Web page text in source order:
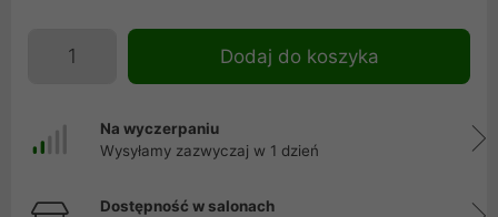
Dodaj do koszyka
Na wyczerpaniu
Wysyłamy zazwyczaj w 1 dzień
Dostępność w salonach